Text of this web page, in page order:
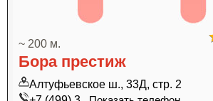
~ 200 м.
Бора престиж
Алтуфьевское ш., 33Д, стр. 2